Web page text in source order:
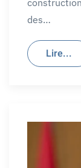
des…
Lire...